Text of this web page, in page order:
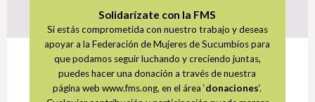
Solidarízate con la FMS
Si estás comprometida con nuestro trabajo y deseas
apoyar a la Federación de Mujeres de Sucumbíos para
que podamos seguir luchando y creciendo juntas,
puedes hacer una donación a través de nuestra
página web www.fms.ong, en el área ‘donaciones‘.